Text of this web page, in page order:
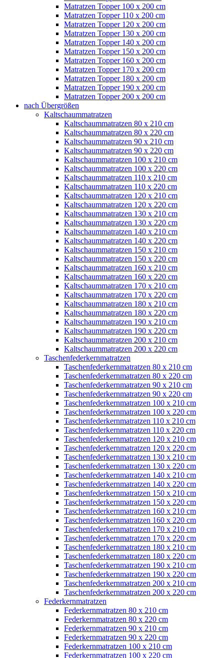
Matratzen Topper 100 x 200 cm
Matratzen Topper 110 x 200 cm
Matratzen Topper 120 x 200 cm
Matratzen Topper 130 x 200 cm
Matratzen Topper 140 x 200 cm
Matratzen Topper 150 x 200 cm
Matratzen Topper 160 x 200 cm
Matratzen Topper 170 x 200 cm
Matratzen Topper 180 x 200 cm
Matratzen Topper 190 x 200 cm
Matratzen Topper 200 x 200 cm
nach Übergrößen
Kaltschaummatratzen
Kaltschaummatratzen 80 x 210 cm
Kaltschaummatratzen 80 x 220 cm
Kaltschaummatratzen 90 x 210 cm
Kaltschaummatratzen 90 x 220 cm
Kaltschaummatratzen 100 x 210 cm
Kaltschaummatratzen 100 x 220 cm
Kaltschaummatratzen 110 x 210 cm
Kaltschaummatratzen 110 x 220 cm
Kaltschaummatratzen 120 x 210 cm
Kaltschaummatratzen 120 x 220 cm
Kaltschaummatratzen 130 x 210 cm
Kaltschaummatratzen 130 x 220 cm
Kaltschaummatratzen 140 x 210 cm
Kaltschaummatratzen 140 x 220 cm
Kaltschaummatratzen 150 x 210 cm
Kaltschaummatratzen 150 x 220 cm
Kaltschaummatratzen 160 x 210 cm
Kaltschaummatratzen 160 x 220 cm
Kaltschaummatratzen 170 x 210 cm
Kaltschaummatratzen 170 x 220 cm
Kaltschaummatratzen 180 x 210 cm
Kaltschaummatratzen 180 x 220 cm
Kaltschaummatratzen 190 x 210 cm
Kaltschaummatratzen 190 x 220 cm
Kaltschaummatratzen 200 x 210 cm
Kaltschaummatratzen 200 x 220 cm
Taschenfederkernmatratzen
Taschenfederkernmatratzen 80 x 210 cm
Taschenfederkernmatratzen 80 x 220 cm
Taschenfederkernmatratzen 90 x 210 cm
Taschenfederkernmatratzen 90 x 220 cm
Taschenfederkernmatratzen 100 x 210 cm
Taschenfederkernmatratzen 100 x 220 cm
Taschenfederkernmatratzen 110 x 210 cm
Taschenfederkernmatratzen 110 x 220 cm
Taschenfederkernmatratzen 120 x 210 cm
Taschenfederkernmatratzen 120 x 220 cm
Taschenfederkernmatratzen 130 x 210 cm
Taschenfederkernmatratzen 130 x 220 cm
Taschenfederkernmatratzen 140 x 210 cm
Taschenfederkernmatratzen 140 x 220 cm
Taschenfederkernmatratzen 150 x 210 cm
Taschenfederkernmatratzen 150 x 220 cm
Taschenfederkernmatratzen 160 x 210 cm
Taschenfederkernmatratzen 160 x 220 cm
Taschenfederkernmatratzen 170 x 210 cm
Taschenfederkernmatratzen 170 x 220 cm
Taschenfederkernmatratzen 180 x 210 cm
Taschenfederkernmatratzen 180 x 220 cm
Taschenfederkernmatratzen 190 x 210 cm
Taschenfederkernmatratzen 190 x 220 cm
Taschenfederkernmatratzen 200 x 210 cm
Taschenfederkernmatratzen 200 x 220 cm
Federkernmatratzen
Federkernmatratzen 80 x 210 cm
Federkernmatratzen 80 x 220 cm
Federkernmatratzen 90 x 210 cm
Federkernmatratzen 90 x 220 cm
Federkernmatratzen 100 x 210 cm
Federkernmatratzen 100 x 220 cm